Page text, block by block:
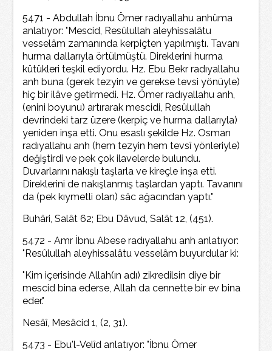
5471 - Abdullah İbnu Ömer radıyallahu anhüma
anlatıyor: "Mescid, Resûlullah aleyhissalâtu
vesselâm zamanında kerpiçten yapılmıştı. Tavanı
hurma dallarıyla örtülmüştü. Direklerini hurma
kütükleri teşkil ediyordu. Hz. Ebu Bekr radıyallahu
anh buna (gerek tezyin ve gerekse tevsi yönüyle)
hiç bir ilâve getirmedi. Hz. Ömer radıyallahu anh,
(enini boyunu) artırarak mescidi, Resûlullah
devrindeki tarz üzere (kerpiç ve hurma dallarıyla)
yeniden inşa etti. Onu esaslı şekilde Hz. Osman
radıyallahu anh (hem tezyin hem tevsî yönleriyle)
değiştirdi ve pek çok ilavelerde bulundu.
Duvarlarını nakışlı taşlarla ve kireçle inşa etti.
Direklerini de nakışlanmış taşlardan yaptı. Tavanını
da (pek kıymetli olan) sâc ağacından yaptı."
Buhâri, Salât 62; Ebu Dâvud, Salât 12, (451).
5472 - Amr İbnu Abese radıyallahu anh anlatıyor:
"Resûlullah aleyhissalâtu vesselâm buyurdular ki:
"Kim içerisinde Allah(ın adı) zikredilsin diye bir
mescid bina ederse, Allah da cennette bir ev bina
eder."
Nesâî, Mesâcid 1, (2, 31).
5473 - Ebu'l-Velîd anlatıyor: "İbnu Ömer